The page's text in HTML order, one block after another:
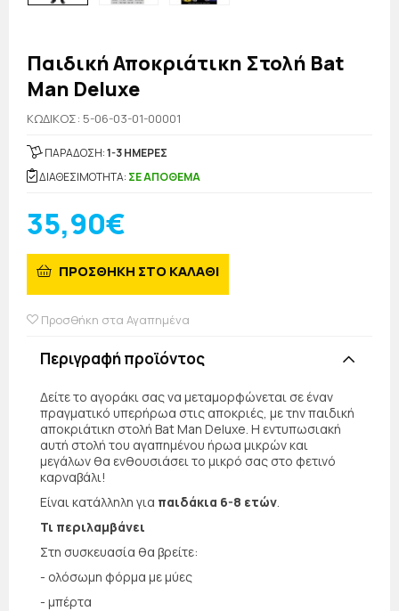
Παιδική Αποκριάτικη Στολή Bat
Man Deluxe
KΩΔΙΚΟΣ: 5-06-03-01-00001
ΠΑΡΑΔΟΣΗ:1-3 ΗΜΕΡΕΣ
ΔΙΑΘΕΣΙΜΟΤΗΤΑ: ΣΕ ΑΠΟΘΕΜΑ
35,90€
ΠΡΟΣΘΗΚΗ ΣΤΟ ΚΑΛΑΘΙ
Προσθήκη στα Αγαπημένα
Περιγραφή προϊόντος
Δείτε το αγοράκι σας να μεταμορφώνεται σε έναν
πραγματικό υπερήρωα στις αποκριές, με την παιδική
αποκριάτικη στολή Bat Man Deluxe. Η εντυπωσιακή
αυτή στολή του αγαπημένου ήρωα μικρών και
μεγάλων θα ενθουσιάσει το μικρό σας στο φετινό
καρναβάλι!
Είναι κατάλληλη για παιδάκια 6-8 ετών
Τι περιλαμβάνει
Στη συσκευασία θα βρείτε:
- ολόσωμη φόρμα με μύες
- μπέρτα